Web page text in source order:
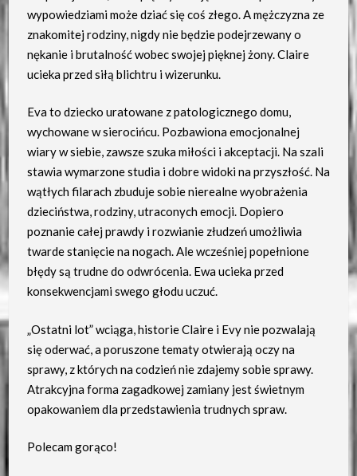
wypowiedziami może dziać się coś złego. A mężczyzna ze
znakomitej rodziny, nigdy nie będzie podejrzewany o
nękanie i brutalność wobec swojej pięknej żony. Claire
ucieka przed siłą blichtru i wizerunku.
Eva to dziecko uratowane z patologicznego domu,
wychowane w sierocińcu. Pozbawiona emocjonalnej
wiary w siebie, zawsze szuka miłości i akceptacji. Na szali
stawia wymarzone studia i dobre widoki na przyszłość. Na
wątłych filarach zbuduje sobie nierealne wyobrażenia
dzieciństwa, rodziny, utraconych emocji. Dopiero
poznanie całej prawdy i rozwianie złudzeń umożliwia
twarde stanięcie na nogach. Ale wcześniej popełnione
błędy są trudne do odwrócenia. Ewa ucieka przed
konsekwencjami swego głodu uczuć.
„Ostatni lot” wciąga, historie Claire i Evy nie pozwalają
się oderwać, a poruszone tematy otwierają oczy na
sprawy, z których na codzień nie zdajemy sobie sprawy.
Atrakcyjna forma zagadkowej zamiany jest świetnym
opakowaniem dla przedstawienia trudnych spraw.
Polecam gorąco!